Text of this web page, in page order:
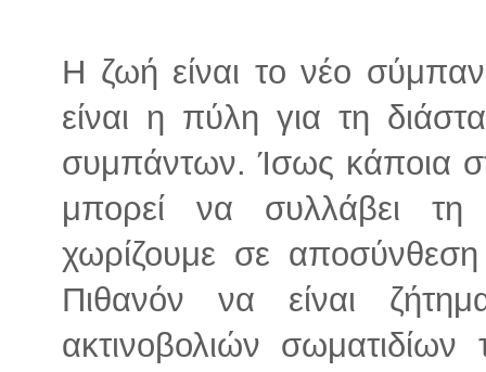
Η ζωή είναι το νέο
είναι η πύλη για τη
συμπάντων. Ίσως κάποια
μπορεί να συλλάβει
χωρίζουμε σε
Πιθανόν να είναι
ακτινοβολιών